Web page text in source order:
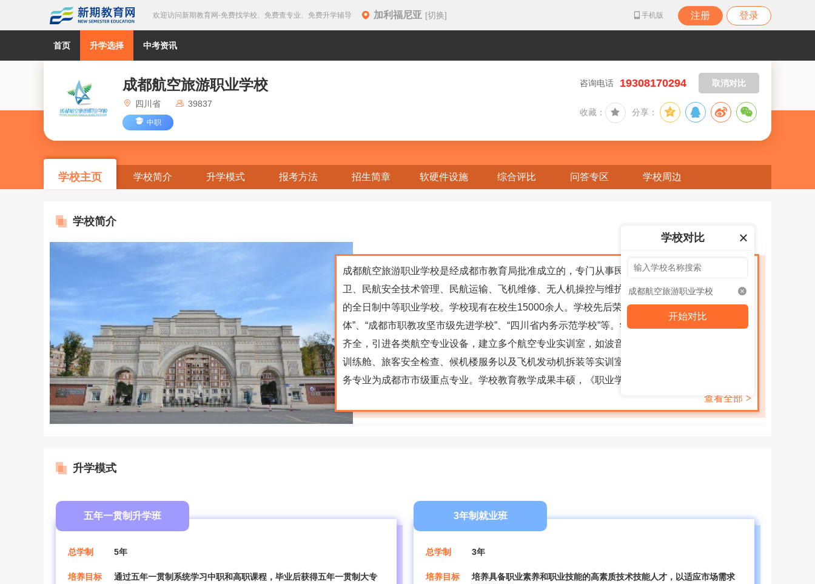
欢迎访问新期教育网-免费找学校、免费查专业、免费升学辅导 加利福尼亚 [切换] 手机版 注册 登录
首页 升学选择 中考资讯
成都航空旅游职业学校
四川省 39837
中职
取消对比
咨询电话 19308170294
收藏： 分享：
学校主页 学校简介 升学模式 报考方法 招生简章 软硬件设施 综合评比 问答专区 学校周边
学校简介
成都航空旅游职业学校是经成都市教育局批准成立的，专门从事民航空中乘务、民航空中安全保
卫、民航安全技术管理、民航运输、飞机维修、无人机操控与维护以及铁路运输等专业人才培养
的全日制中等职业学校。学校现有在校生15000余人。学校先后荣获“成都市民办教育先进集
体”、“成都市职教攻坚市级先进学校”、“四川省内务示范学校”等。学校环境优美，教学设施设备
齐全，引进各类航空专业设备，建立多个航空专业实训室，如波音737模拟客舱、A320应急撤离
训练舱、旅客安全检查、候机楼服务以及飞机发动机拆装等实训室。专业特色鲜明，其中航空服
务专业为成都市市级重点专业。学校教育教学成果丰硕，《职业学校“移动互联网...
查看全部 >
升学模式
五年一贯制升学班
总学制 5年
培养目标
通过五年一贯制系统学习中职和高职课程，毕业后获得五年一贯制大专
3年制就业班
总学制 3年
培养目标
培养具备职业素养和职业技能的高素质技术技能人才，‌以适应市场需求
学校对比
成都航空旅游职业学校
开始对比